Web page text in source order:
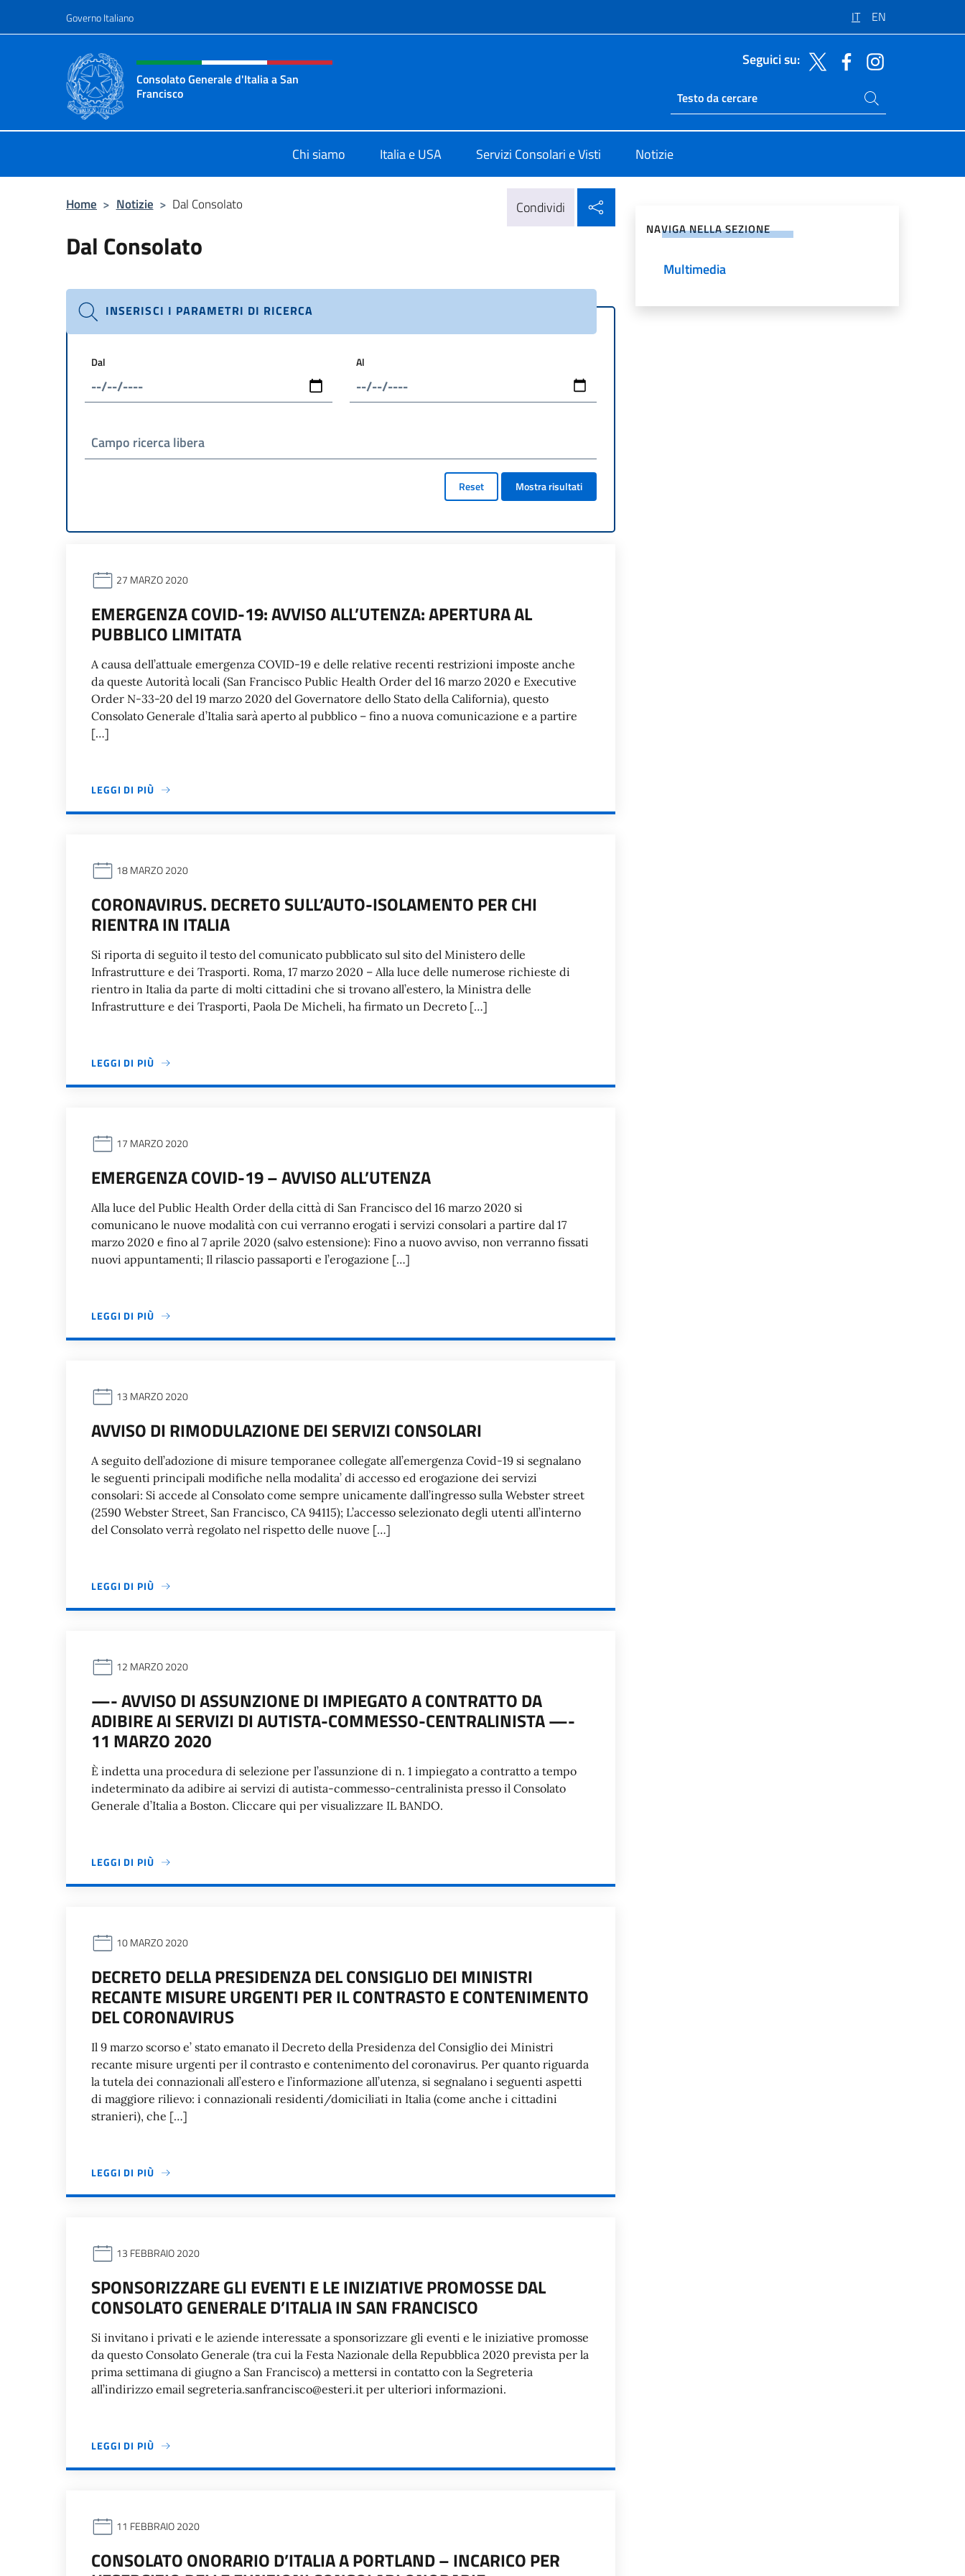
Governo Italiano IT EN
Intestazione sito, social e menù
Consolato Generale d'Italia a San
Francisco
Seguici su:
Ricerca sito live
Cerca nel sito
Chi siamo Italia e USA Servizi Consolari e Visti Notizie
Home > Notizie > Dal Consolato Condividi
Dal Consolato
INSERISCI I PARAMETRI DI RICERCA
Dal Al
Campo ricerca libera
Reset Mostra risultati
27 MARZO 2020
EMERGENZA COVID-19: AVVISO ALL’UTENZA: APERTURA AL
PUBBLICO LIMITATA
A causa dell’attuale emergenza COVID-19 e delle relative recenti restrizioni imposte anche
da queste Autorità locali (San Francisco Public Health Order del 16 marzo 2020 e Executive
Order N-33-20 del 19 marzo 2020 del Governatore dello Stato della California), questo
Consolato Generale d’Italia sarà aperto al pubblico – fino a nuova comunicazione e a partire
[…]
LEGGI DI PIÙ
18 MARZO 2020
CORONAVIRUS. DECRETO SULL’AUTO-ISOLAMENTO PER CHI
RIENTRA IN ITALIA
Si riporta di seguito il testo del comunicato pubblicato sul sito del Ministero delle
Infrastrutture e dei Trasporti. Roma, 17 marzo 2020 – Alla luce delle numerose richieste di
rientro in Italia da parte di molti cittadini che si trovano all’estero, la Ministra delle
Infrastrutture e dei Trasporti, Paola De Micheli, ha firmato un Decreto […]
LEGGI DI PIÙ
17 MARZO 2020
EMERGENZA COVID-19 – AVVISO ALL’UTENZA
Alla luce del Public Health Order della città di San Francisco del 16 marzo 2020 si
comunicano le nuove modalità con cui verranno erogati i servizi consolari a partire dal 17
marzo 2020 e fino al 7 aprile 2020 (salvo estensione): Fino a nuovo avviso, non verranno fissati
nuovi appuntamenti; Il rilascio passaporti e l’erogazione […]
LEGGI DI PIÙ
13 MARZO 2020
AVVISO DI RIMODULAZIONE DEI SERVIZI CONSOLARI
A seguito dell’adozione di misure temporanee collegate all’emergenza Covid-19 si segnalano
le seguenti principali modifiche nella modalita’ di accesso ed erogazione dei servizi
consolari: Si accede al Consolato come sempre unicamente dall’ingresso sulla Webster street
(2590 Webster Street, San Francisco, CA 94115); L’accesso selezionato degli utenti all’interno
del Consolato verrà regolato nel rispetto delle nuove […]
LEGGI DI PIÙ
12 MARZO 2020
—- AVVISO DI ASSUNZIONE DI IMPIEGATO A CONTRATTO DA
ADIBIRE AI SERVIZI DI AUTISTA-COMMESSO-CENTRALINISTA —-
11 MARZO 2020
È indetta una procedura di selezione per l’assunzione di n. 1 impiegato a contratto a tempo
indeterminato da adibire ai servizi di autista-commesso-centralinista presso il Consolato
Generale d’Italia a Boston. Cliccare qui per visualizzare IL BANDO.
LEGGI DI PIÙ
10 MARZO 2020
DECRETO DELLA PRESIDENZA DEL CONSIGLIO DEI MINISTRI
RECANTE MISURE URGENTI PER IL CONTRASTO E CONTENIMENTO
DEL CORONAVIRUS
Il 9 marzo scorso e’ stato emanato il Decreto della Presidenza del Consiglio dei Ministri
recante misure urgenti per il contrasto e contenimento del coronavirus. Per quanto riguarda
la tutela dei connazionali all’estero e l’informazione all’utenza, si segnalano i seguenti aspetti
di maggiore rilievo: i connazionali residenti/domiciliati in Italia (come anche i cittadini
stranieri), che […]
LEGGI DI PIÙ
13 FEBBRAIO 2020
SPONSORIZZARE GLI EVENTI E LE INIZIATIVE PROMOSSE DAL
CONSOLATO GENERALE D’ITALIA IN SAN FRANCISCO
Si invitano i privati e le aziende interessate a sponsorizzare gli eventi e le iniziative promosse
da questo Consolato Generale (tra cui la Festa Nazionale della Repubblica 2020 prevista per la
prima settimana di giugno a San Francisco) a mettersi in contatto con la Segreteria
all’indirizzo email segreteria.sanfrancisco@esteri.it per ulteriori informazioni.
LEGGI DI PIÙ
11 FEBBRAIO 2020
CONSOLATO ONORARIO D’ITALIA A PORTLAND – INCARICO PER
NAVIGA NELLA SEZIONE
Multimedia